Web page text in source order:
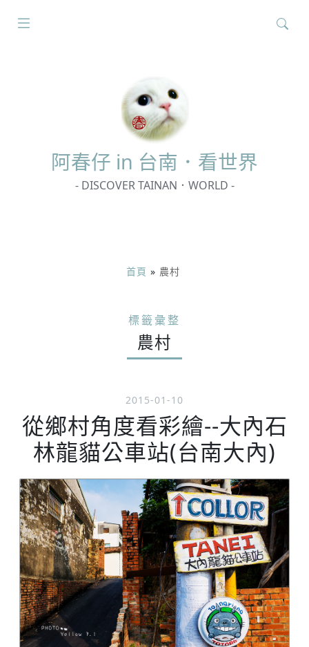
阿春仔 in 台南．看世界
- DISCOVER TAINAN．WORLD -
首頁 » 農村
標籤彙整
農村
2015-01-10
從鄉村角度看彩繪--大內石
林龍貓公車站(台南大內)